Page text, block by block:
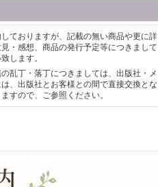
ておりますが、記載の無い商品や更に詳
・感想、商品の発行予定等につきまして
します。
乱丁・落丁につきましては、出版社・メ
、出版社とお客様との間で直接交換とな
すので、ご参照ください。